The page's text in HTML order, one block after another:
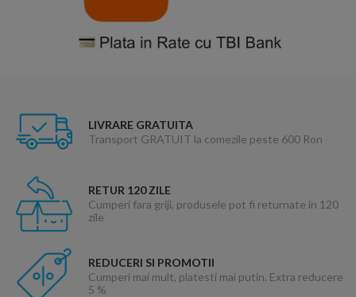
LIVRARE GRATUITA
Transport GRATUIT la comezile peste 600 Ron
RETUR 120 ZILE
Cumperi fara griji, produsele pot fi returnate in 120
zile
REDUCERI SI PROMOTII
Cumperi mai mult, platesti mai putin. Extra reducere
5 %